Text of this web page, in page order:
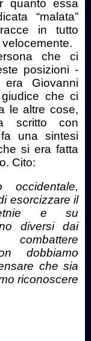
quanto essa
“malata”
in tutto
velocemente.
che ci
posizioni -
Giovanni
che ci
le altre cose,
scritto con
una sintesi
si era fatta
Cito:
esorcizzare il
e su
diversi dai
dobbiamo
che sia
riconoscere